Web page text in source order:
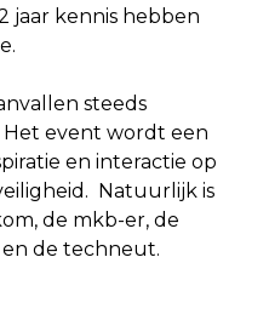
jaar kennis hebben
steeds
event wordt een
en interactie op
Natuurlijk is
de mkb-er, de
de techneut.